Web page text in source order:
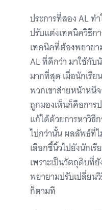
ประการที่สอง AL ท
ปรับแต่งเทคนิควิธีกา
เทคนิคที่ต้องพยาย
AL ที่ดีกว่า มาใช้กับ
มากที่สุด เมื่อนักเรีย
พวกเขาส่ายหน้าหนี
ถูกมองเห็นก็คือการ
แก้ได้ด้วยการหาวิธี
ไปกว่านั้น ผลลัพธ์ที่
เลือกชี้นิ้วไปยังนักเ
เพราะเป็นวัตถุดิบที่
พยายามปรับเปลี่ยน
ก็ตามที